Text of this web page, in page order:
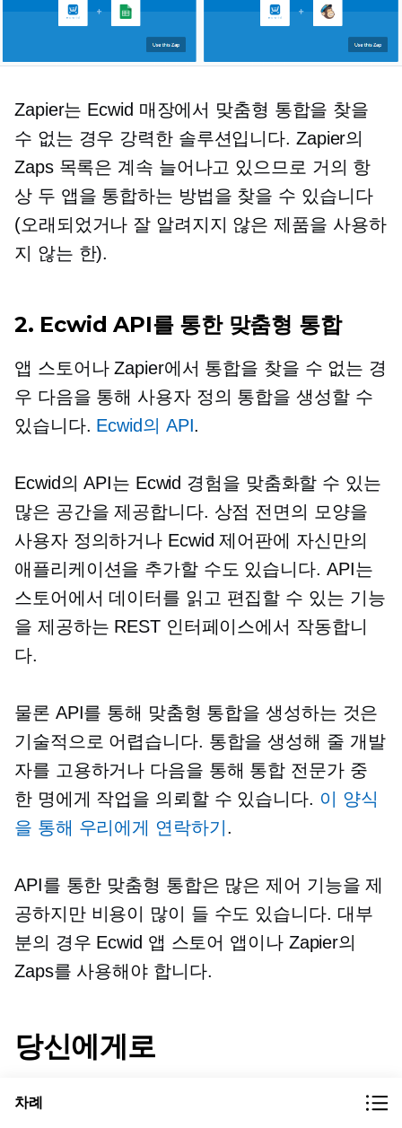
Zapier는 Ecwid 매장에서 맞춤형 통합을 찾을
수 없는 경우 강력한 솔루션입니다. Zapier의
Zaps 목록은 계속 늘어나고 있으므로 거의 항
상 두 앱을 통합하는 방법을 찾을 수 있습니다
(오래되었거나 잘 알려지지 않은 제품을 사용하
지 않는 한).
2. Ecwid API를 통한 맞춤형 통합
앱 스토어나 Zapier에서 통합을 찾을 수 없는 경
우 다음을 통해 사용자 정의 통합을 생성할 수
있습니다. Ecwid의 API.
Ecwid의 API는 Ecwid 경험을 맞춤화할 수 있는
많은 공간을 제공합니다. 상점 전면의 모양을
사용자 정의하거나 Ecwid 제어판에 자신만의
애플리케이션을 추가할 수도 있습니다. API는
스토어에서 데이터를 읽고 편집할 수 있는 기능
을 제공하는 REST 인터페이스에서 작동합니
다.
물론 API를 통해 맞춤형 통합을 생성하는 것은
기술적으로 어렵습니다. 통합을 생성해 줄 개발
자를 고용하거나 다음을 통해 통합 전문가 중
한 명에게 작업을 의뢰할 수 있습니다. 이 양식
을 통해 우리에게 연락하기 .
API를 통한 맞춤형 통합은 많은 제어 기능을 제
공하지만 비용이 많이 들 수도 있습니다. 대부
분의 경우 Ecwid 앱 스토어 앱이나 Zapier의
Zaps를 사용해야 합니다.
당신에게로
회계는 모든 사업에 필수입니다. 어떤 회계 앱
차례